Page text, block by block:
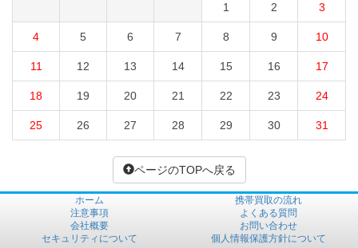
1 2 3
4 5 6 7 8 9 10
11 12 13 14 15 16 17
18 19 20 21 22 23 24
25 26 27 28 29 30 31
ページのTOPへ戻る
ホーム
携帯買取の流れ
注意事項
よくある質問
会社概要
お問い合わせ
セキュリティについて
個人情報保護方針について